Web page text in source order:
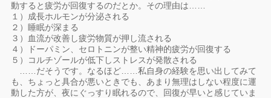
動すると疲労が回復するのだとか。その理由は……
１）成長ホルモンが分泌される
２）睡眠が深まる
３）血流が改善し疲労物質が押し流される
４）ドーパミン、セロトニンが整い精神的疲労が回復する
５）コルチゾールが低下しストレスが発散される
……だそうです。なるほど……私自身の経験を思い出してみて
も、ちょっと具合が悪いときでも、あまり無理はしない程度に運
動した方が、夜にぐっすり眠れるので、回復が早いと感じていま